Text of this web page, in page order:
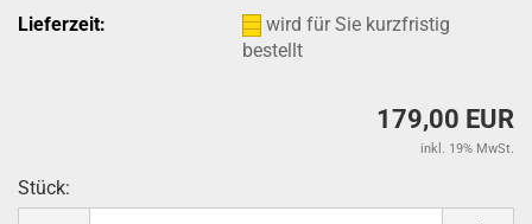
Lieferzeit:
wird für Sie kurzfristig
bestellt
179,00 EUR
inkl. 19% MwSt.
Stück: